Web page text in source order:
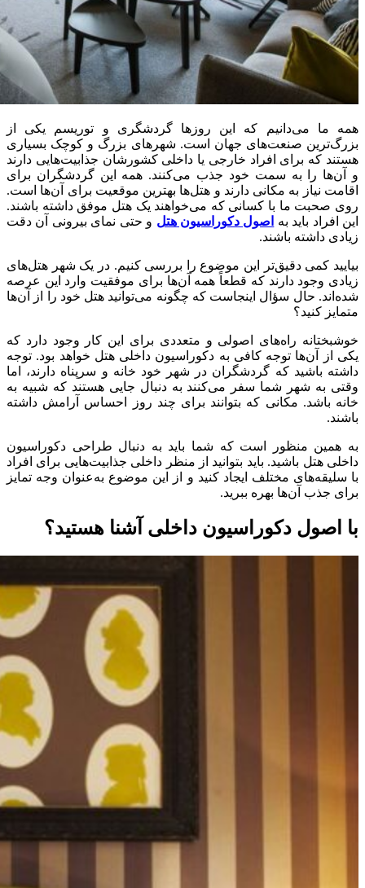
همه ما می‌دانیم که این روزها گردشگری و توریسم یکی از
بزرگ‌ترین صنعت‌های جهان است. شهرهای بزرگ و کوچک بسیاری
هستند که برای افراد خارجی یا داخلی کشورشان جذابیت‌هایی دارند
و آن‌ها را به سمت خود جذب می‌کنند. همه این گردشگران برای
اقامت نیاز به مکانی دارند و هتل‌ها بهترین موقعیت برای آن‌ها است.
روی صحبت ما با کسانی که می‌خواهند یک هتل موفق داشته باشند.
این افراد باید به
اصول دکوراسیون هتل و حتی نمای بیرونی آن دقت
زیادی داشته باشند.
بیایید کمی دقیق‌تر این موضوع را بررسی کنیم. در یک شهر هتل‌های
زیادی وجود دارند که قطعاً همه آن‌ها برای موفقیت وارد این عرصه
شده‌اند. حال سؤال اینجاست که چگونه می‌توانید هتل خود را از آن‌ها
متمایز کنید؟
خوشبختانه راه‌های اصولی و متعددی برای این کار وجود دارد که
یکی از آن‌ها توجه کافی به دکوراسیون داخلی هتل خواهد بود. توجه
داشته باشید که گردشگران در شهر خود خانه و سرپناه دارند، اما
وقتی به شهر شما سفر می‌کنند به دنبال جایی هستند که شبیه به
خانه باشد. مکانی که بتوانند برای چند روز احساس آرامش داشته
باشند.
به همین منظور است که شما باید به دنبال طراحی دکوراسیون
داخلی هتل باشید. باید بتوانید از منظر داخلی جذابیت‌هایی برای افراد
با سلیقه‌های مختلف ایجاد کنید و از این موضوع به‌عنوان وجه تمایز
برای جذب آن‌ها بهره ببرید.
با اصول دکوراسیون داخلی آشنا هستید؟